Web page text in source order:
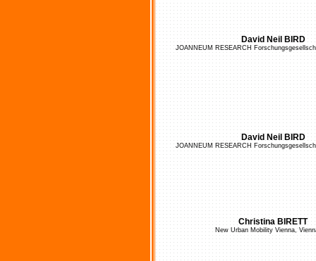
David Neil BIRD
JOANNEUM RESEARCH
David Neil BIRD
JOANNEUM RESEARCH
Christina BIRETT
New Urban Mobility Vienna,